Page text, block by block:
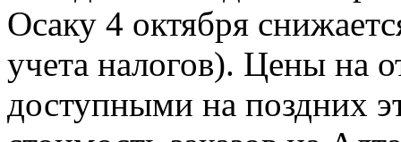
Осаку 4 октября
учета налогов). Цены на
доступными на поздних